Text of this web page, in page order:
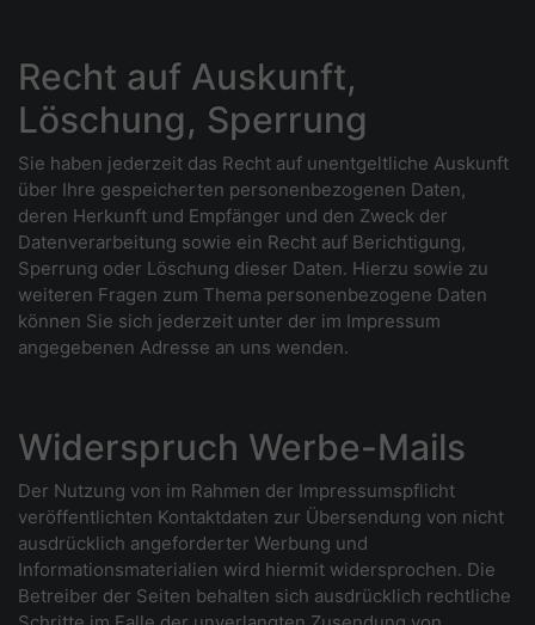
Recht auf Auskunft,
Löschung, Sperrung
Sie haben jederzeit das Recht auf unentgeltliche Auskunft
über Ihre gespeicherten personenbezogenen Daten,
deren Herkunft und Empfänger und den Zweck der
Datenverarbeitung sowie ein Recht auf Berichtigung,
Sperrung oder Löschung dieser Daten. Hierzu sowie zu
weiteren Fragen zum Thema personenbezogene Daten
können Sie sich jederzeit unter der im Impressum
angegebenen Adresse an uns wenden.
Widerspruch Werbe-Mails
Der Nutzung von im Rahmen der Impressumspflicht
veröffentlichten Kontaktdaten zur Übersendung von nicht
ausdrücklich angeforderter Werbung und
Informationsmaterialien wird hiermit widersprochen. Die
Betreiber der Seiten behalten sich ausdrücklich rechtliche